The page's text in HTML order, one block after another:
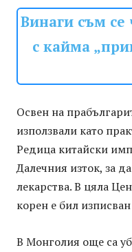
Винаги съм
с кайма
Освен на
използвали като
Редица китайски
Далечния изток, за
лекарства. В цяла
корен е бил
В Монголия още са